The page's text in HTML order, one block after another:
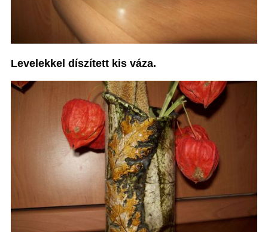
Levelekkel díszített kis váza.